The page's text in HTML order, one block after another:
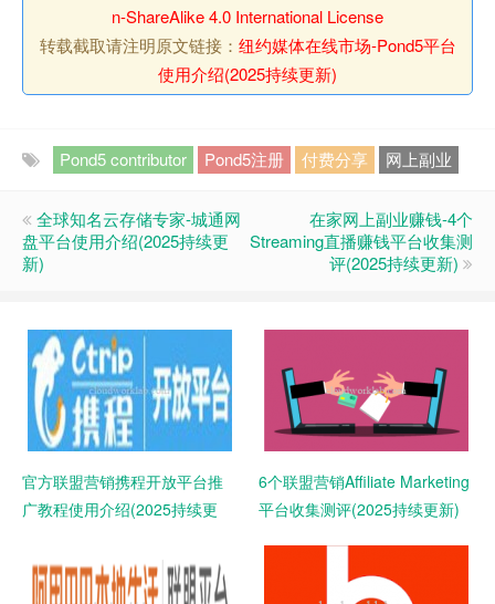
n-ShareAlike 4.0 International License
转载截取请注明原文链接： 纽约媒体在线市场-Pond5平台
使用介绍(2025持续更新)
Pond5 contributor Pond5注册 付费分享 网上副业
全球知名云存储专家-城通网
盘平台使用介绍(2025持续更
新)
在家网上副业赚钱-4个
Streaming直播赚钱平台收集测
评(2025持续更新)
官方联盟营销携程开放平台推
广教程使用介绍(2025持续更
6个联盟营销Affiliate Marketing
平台收集测评(2025持续更新)